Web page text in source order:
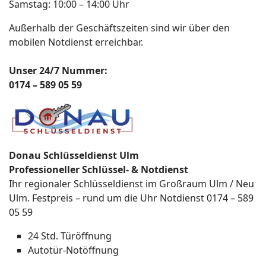
Samstag: 10:00 – 14:00 Uhr
Außerhalb der Geschäftszeiten sind wir über den
mobilen Notdienst erreichbar.
Unser 24/7 Nummer:
0174 – 589 05 59
Donau Schlüsseldienst Ulm
Professioneller Schlüssel- & Notdienst
Ihr regionaler Schlüsseldienst im Großraum Ulm / Neu
Ulm. Festpreis – rund um die Uhr Notdienst 0174 – 589
05 59
24 Std. Türöffnung
Autotür-Notöffnung